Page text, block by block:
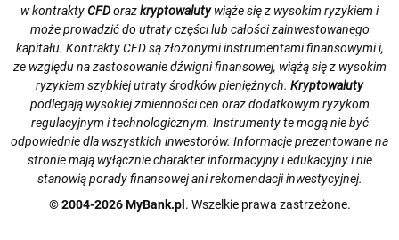
w kontraktyCFDorazkryptowalutywiąże się z wysokim ryzykiem i
może prowadzić do utraty części lub całości zainwestowanego
kapitału. Kontrakty CFD są złożonymi instrumentami finansowymi i,
ze względu na zastosowanie dźwigni finansowej, wiążą się z wysokim
ryzykiem szybkiej utraty środków pieniężnych. Kryptowaluty
podlegają wysokiej zmienności cen oraz dodatkowym ryzykom
regulacyjnym i technologicznym. Instrumenty te mogą nie być
odpowiednie dla wszystkich inwestorów. Informacje prezentowane na
stronie mają wyłącznie charakter informacyjny i edukacyjny i nie
stanowią porady finansowej ani rekomendacji inwestycyjnej.
© 2004-2026 MyBank.pl . Wszelkie prawa zastrzeżone.